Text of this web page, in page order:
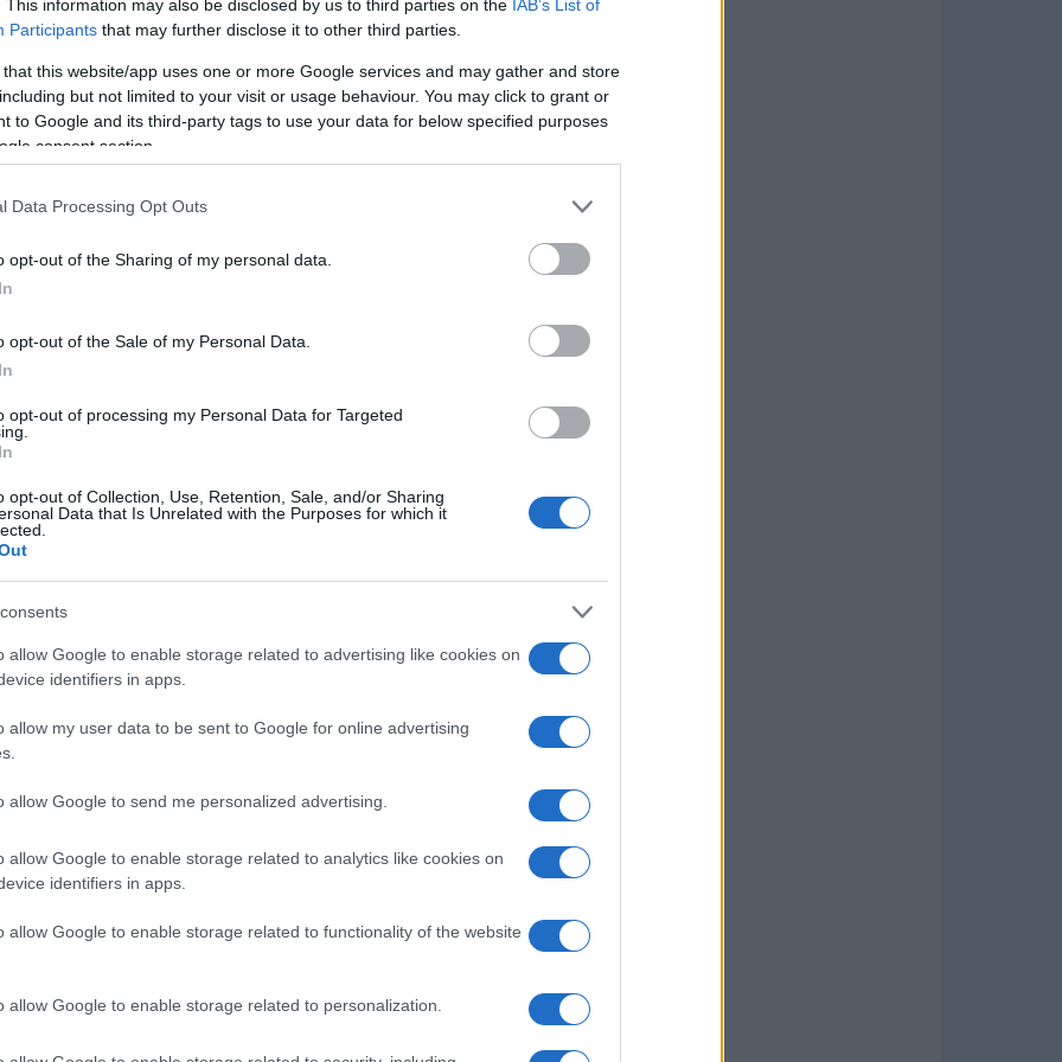
This information may also be disclosed by us to third parties on the IAB’s List of
Participants that may further disclose it to other third parties.
that this website/app uses one or more Google services and may gather and store
but not limited to your visit or usage behaviour. You may click to grant or
to Google and its third-party tags to use your data for below specified purposes
consent section.
Data Processing Opt Outs
opt-out of the Sharing of my personal data.
opt-out of the Sale of my Personal Data.
opt-out of processing my Personal Data for Targeted
opt-out of Collection, Use, Retention, Sale, and/or Sharing
Data that Is Unrelated with the Purposes for which it
allow Google to enable storage related to advertising like cookies on
identifiers in apps.
allow my user data to be sent to Google for online advertising
allow Google to send me personalized advertising.
allow Google to enable storage related to analytics like cookies on
identifiers in apps.
allow Google to enable storage related to functionality of the website
allow Google to enable storage related to personalization.
llegar a ellas y qué tesoros no puedes
para tus vacaciones
el corazón de los turistas con su costa
numerosas calas escondidas. ¿Sabías que
Es una experiencia que combina historia,
sus playas más famosas, como
un día perfecto bajo el sol.
un lugar donde la vida marina es
en sus aguas añade un atractivo
duda, aquí la naturaleza y la cultura se
inolvidable.